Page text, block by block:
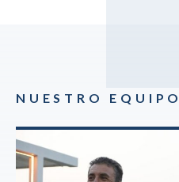
NUESTRO EQUIPO